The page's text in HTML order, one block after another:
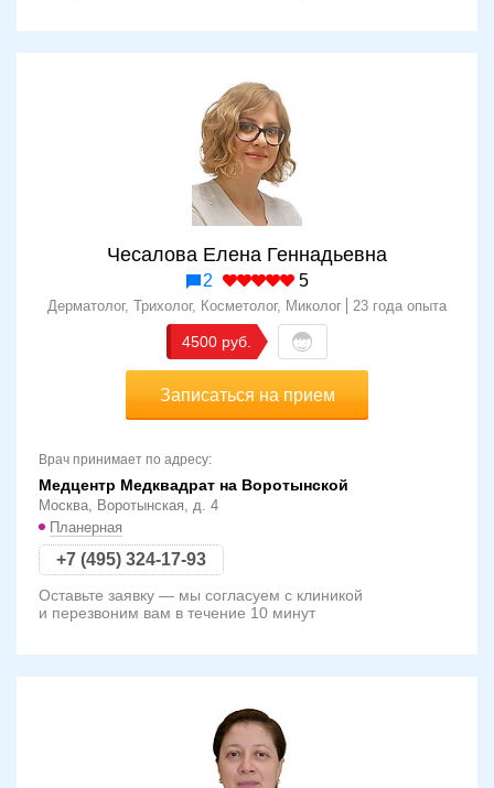
Чесалова Елена Геннадьевна
2 5
Дерматолог, Трихолог, Косметолог, Миколог 23 года опыта
4500
Записаться на прием
Врач принимает по адресу:
Медцентр Медквадрат на Воротынской
Москва, Воротынская, д. 4
Планерная
+7 (495) 324-17-93
Оставьте заявку — мы согласуем с клиникой
и перезвоним вам в течение 10 минут